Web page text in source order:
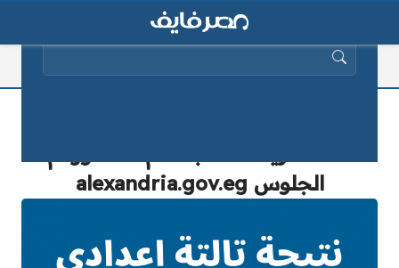
الجلوس alexandria.gov.eg
البحث عن: